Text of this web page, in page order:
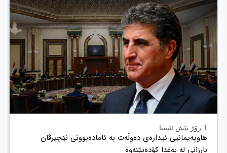
1 رۆژ پێش ئێستا
هاوپەیمانیی ئیدارەی دەوڵەت بە ئامادەبوونی نێچیرڤان
بارزانی لە بەغدا کۆدەبێتەوە